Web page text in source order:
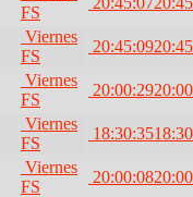
FS
Viernes
FS
20:45:0920:45
Viernes
FS
20:00:2920:00
Viernes
FS
18:30:3518:30
Viernes
FS
20:00:0820:00